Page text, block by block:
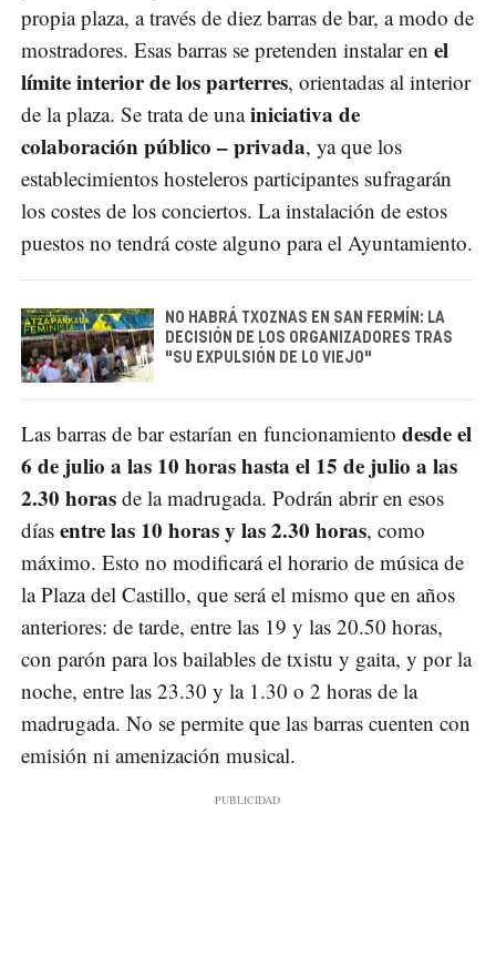
propia plaza, a través de diez barras de bar, a modo de
mostradores. Esas barras se pretenden instalar en el
límite interior de los parterres, orientadas al interior
de la plaza. Se trata de unainiciativa de
colaboración público – privada, ya que los
establecimientos hosteleros participantes sufragarán
los costes de los conciertos. La instalación de estos
puestos no tendrá coste alguno para el Ayuntamiento.
NO HABRÁ TXOZNAS EN SAN FERMÍN: LA
DECISIÓN DE LOS ORGANIZADORES TRAS
"SU EXPULSIÓN DE LO VIEJO"
Las barras de bar estarían en funcionamiento desde el
6 de julio a las 10 horas hasta el 15 de julio a las
2.30 horas de la madrugada. Podrán abrir en esos
días entre las 10 horas y las 2.30 horas, como
máximo. Esto no modificará el horario de música de
la Plaza del Castillo, que será el mismo que en años
anteriores: de tarde, entre las 19 y las 20.50 horas,
con parón para los bailables de txistu y gaita, y por la
noche, entre las 23.30 y la 1.30 o 2 horas de la
madrugada. No se permite que las barras cuenten con
emisión ni amenización musical.